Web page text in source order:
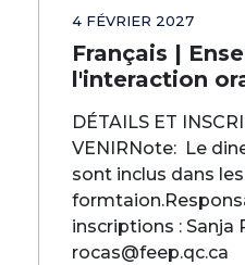
4 FÉVRIER 2027
Français |
l'interaction
DÉTAILS ET
VENIRNote: Le
sont inclus dans
inscriptions : Sanja
rocas@feep.qc.ca